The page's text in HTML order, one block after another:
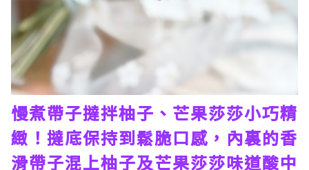
慢煮帶子撻拌柚子、芒果莎莎小巧精
緻！撻底保持到鬆脆口感，內裏的香
滑帶子混上柚子及芒果莎莎味道酸中